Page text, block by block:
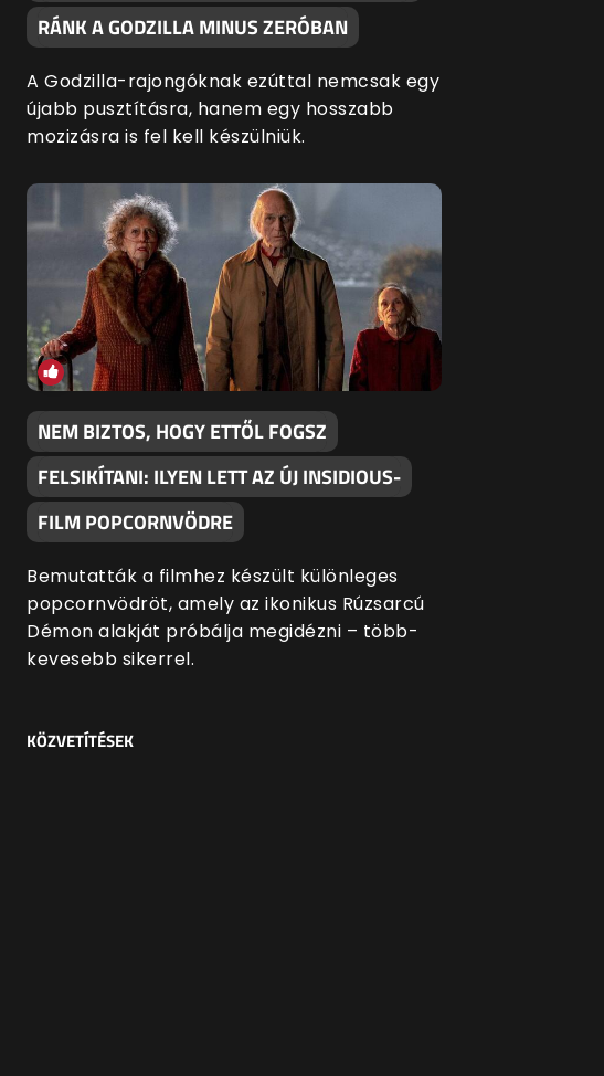
RÁNK A GODZILLA MINUS ZERÓBAN
A Godzilla-rajongóknak ezúttal nemcsak egy
újabb pusztításra, hanem egy hosszabb
mozizásra is fel kell készülniük.
NEM BIZTOS, HOGY ETTŐL FOGSZ
FELSIKÍTANI: ILYEN LETT AZ ÚJ INSIDIOUS-
FILM POPCORNVÖDRE
Bemutatták a filmhez készült különleges
popcornvödröt, amely az ikonikus Rúzsarcú
Démon alakját próbálja megidézni – több-
kevesebb sikerrel.
KÖZVETÍTÉSEK